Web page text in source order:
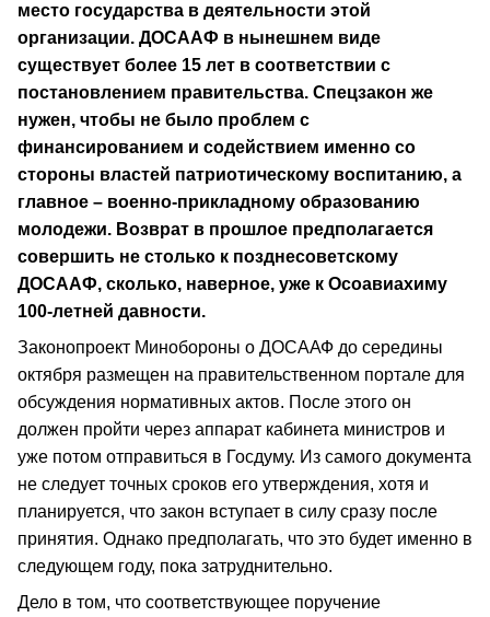
место государства в деятельности этой
организации. ДОСААФ в нынешнем виде
существует более 15 лет в соответствии с
постановлением правительства. Спецзакон же
нужен, чтобы не было проблем с
финансированием и содействием именно со
стороны властей патриотическому воспитанию, а
главное – военно-прикладному образованию
молодежи. Возврат в прошлое предполагается
совершить не столько к позднесоветскому
ДОСААФ, сколько, наверное, уже к Осоавиахиму
100-летней давности.
Законопроект Минобороны о ДОСААФ до середины
октября размещен на правительственном портале для
обсуждения нормативных актов. После этого он
должен пройти через аппарат кабинета министров и
уже потом отправиться в Госдуму. Из самого документа
не следует точных сроков его утверждения, хотя и
планируется, что закон вступает в силу сразу после
принятия. Однако предполагать, что это будет именно в
следующем году, пока затруднительно.
Дело в том, что соответствующее поручение